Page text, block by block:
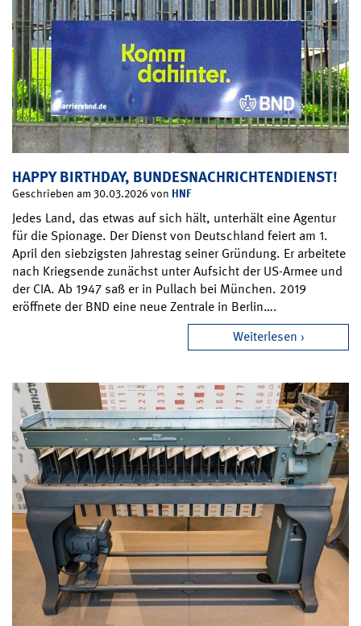
HAPPY BIRTHDAY, BUNDESNACHRICHTENDIENST!
Geschrieben am 30.03.2026 von HNF
Jedes Land, das etwas auf sich hält, unterhält eine Agentur
für die Spionage. Der Dienst von Deutschland feiert am 1.
April den siebzigsten Jahrestag seiner Gründung. Er arbeitete
nach Kriegsende zunächst unter Aufsicht der US-Armee und
der CIA. Ab 1947 saß er in Pullach bei München. 2019
eröffnete der BND eine neue Zentrale in Berlin….
Weiterlesen